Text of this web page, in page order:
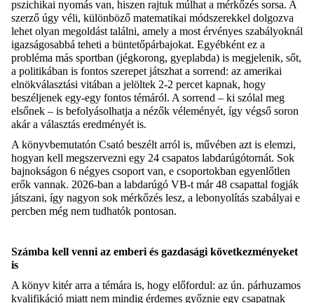
pszichikai nyomás van, hiszen rajtuk múlhat a mérkőzés sorsa. A
szerző úgy véli, különböző matematikai módszerekkel dolgozva
lehet olyan megoldást találni, amely a most érvényes szabályoknál
igazságosabbá teheti a büntetőpárbajokat. Egyébként ez a
probléma más sportban (jégkorong, gyeplabda) is megjelenik, sőt,
a politikában is fontos szerepet játszhat a sorrend: az amerikai
elnökválasztási vitában a jelöltek 2-2 percet kapnak, hogy
beszéljenek egy-egy fontos témáról. A sorrend – ki szólal meg
elsőnek – is befolyásolhatja a nézők véleményét, így végső soron
akár a választás eredményét is.
A könyvbemutatón Csató beszélt arról is, művében azt is elemzi,
hogyan kell megszervezni egy 24 csapatos labdarúgótornát. Sok
bajnokságon 6 négyes csoport van, e csoportokban egyenlőtlen
erők vannak. 2026-ban a labdarúgó VB-t már 48 csapattal fogják
játszani, így nagyon sok mérkőzés lesz, a lebonyolítás szabályai e
percben még nem tudhatók pontosan.
Számba kell venni az emberi és gazdasági következményeket
is
A könyv kitér arra a témára is, hogy előfordul: az ún. párhuzamos
kvalifikáció miatt nem mindig érdemes győznie egy csapatnak